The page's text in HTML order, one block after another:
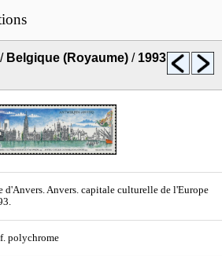
/ Belgique (Royaume) / 1993
d'Anvers. Anvers. capitale culturelle de l'Europe
polychrome